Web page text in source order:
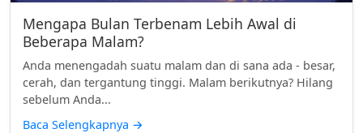
Mengapa Bulan Terbenam Lebih Awal di
Beberapa Malam?
Anda menengadah suatu malam dan di sana ada - besar,
cerah, dan tergantung tinggi. Malam berikutnya? Hilang
sebelum Anda...
Baca Selengkapnya →